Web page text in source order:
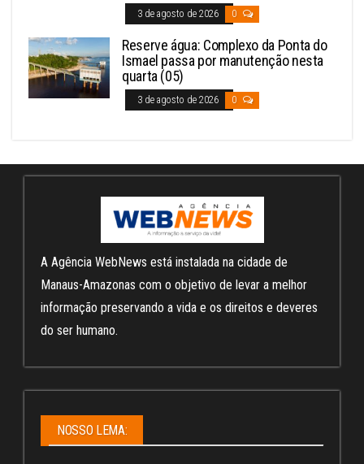
3 de agosto de 2026 0
Reserve água: Complexo da Ponta do
Ismael passa por manutenção nesta
quarta (05)
3 de agosto de 2026 0
A Agência WebNews está instalada na cidade de
Manaus-Amazonas com o objetivo de levar a melhor
informação preservando a vida e os direitos e deveres
do ser humano.
NOSSO LEMA: